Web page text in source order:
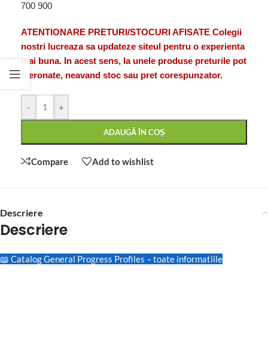
700 900
ATENTIONARE PRETURI/STOCURI AFISATE Colegii
nostri lucreaza sa updateze siteul pentru o experienta
mai buna. In acest sens, la unele produse preturile pot
fi eronate, neavand stoc sau pret corespunzator.
- +
ADAUGĂ ÎN COȘ
Compare Add to wishlist
Descriere
Descriere
📖 Catalog General Progress Profiles – toate informatiile